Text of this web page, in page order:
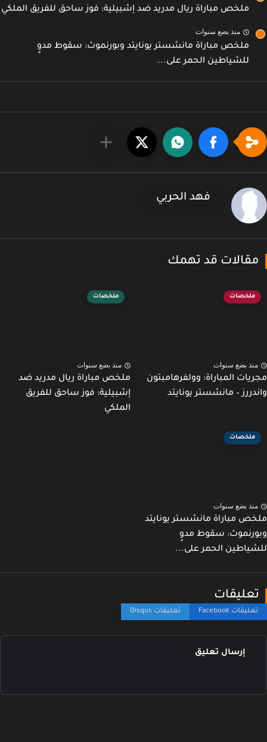
ملخص مباراة ريال مدريد ضد إشبيلية: فوز ساحق للفريق الملكي
منذ بضع سنوات
ملخص مباراة مانشستر يونايتد وبورنموث: سقوط مدوٍ
للشياطين الحمر على...
فهد الحربي
قد تهمك
ملخصات
بضع سنوات
المباراة: وولفرهامبتون
– مانشستر يونايتد
ملخصات
منذ بضع سنوات
ملخص مباراة ريال مدريد ضد
إشبيلية: فوز ساحق للفريق
الملكي
ملخصات
بضع سنوات
مباراة مانشستر يونايتد
سقوط مدوٍ
الحمر على...
إرسال تعليق